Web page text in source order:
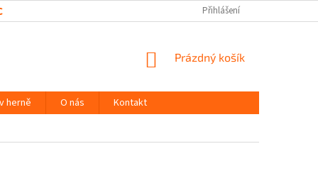
OSOBNÍCH ÚDAJŮ Přihlášení
NÁKUPNÍ
Prázdný košík
herně O nás
Kontakt